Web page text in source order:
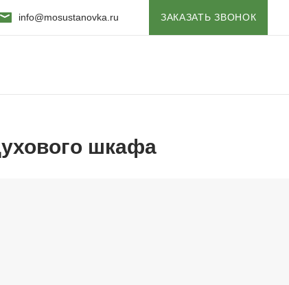
info@mosustanovka.ru ЗАКАЗАТЬ ЗВОНОК
шкафа